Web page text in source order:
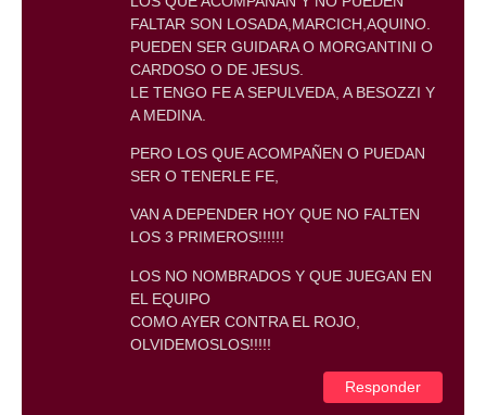
FALTAR SON LOSADA,MARCICH,AQUINO.
PUEDEN SER GUIDARA O MORGANTINI O
CARDOSO O DE JESUS.
LE TENGO FE A SEPULVEDA, A BESOZZI Y
A MEDINA.
PERO LOS QUE ACOMPAÑEN O PUEDAN
SER O TENERLE FE,
VAN A DEPENDER HOY QUE NO FALTEN
LOS 3 PRIMEROS!!!!!!
LOS NO NOMBRADOS Y QUE JUEGAN EN
EL EQUIPO
COMO AYER CONTRA EL ROJO,
OLVIDEMOSLOS!!!!!
Responder